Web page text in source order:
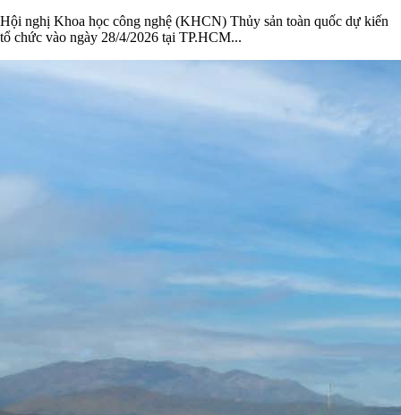
Hội nghị Khoa học công nghệ (KHCN) Thủy sản toàn quốc dự kiến
tổ chức vào ngày 28/4/2026 tại TP.HCM...